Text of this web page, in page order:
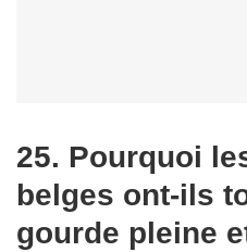
25. Pourquoi
belges ont-ils
gourde pleine